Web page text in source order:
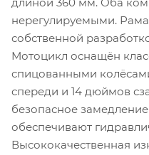
нерегулируемыми.
собственной
Мотоцикл оснащён
спицованными
спереди и 14 дюймов
безопасное
обеспечивают
Высококачественная